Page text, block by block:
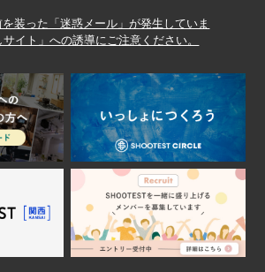
を装った「迷惑メール」が発生していま
イト」への誘導にご注意ください。